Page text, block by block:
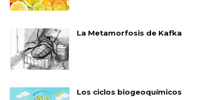
La Metamorfosis de Kafka
Los ciclos biogeoquímicos